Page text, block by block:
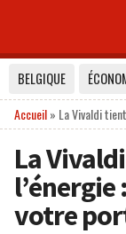
BELGIQUE
Accueil» La Vivaldi
La
votre